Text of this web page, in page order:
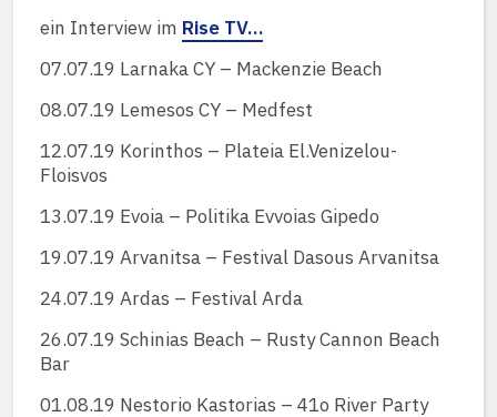
ein Interview im Rise TV…
07.07.19 Larnaka CY – Mackenzie Beach
08.07.19 Lemesos CY – Medfest
12.07.19 Korinthos – Plateia El.Venizelou-
Floisvos
13.07.19 Evoia – Politika Evvoias Gipedo
19.07.19 Arvanitsa – Festival Dasous Arvanitsa
24.07.19 Ardas – Festival Arda
26.07.19 Schinias Beach – Rusty Cannon Beach
Bar
01.08.19 Nestorio Kastorias – 41o River Party